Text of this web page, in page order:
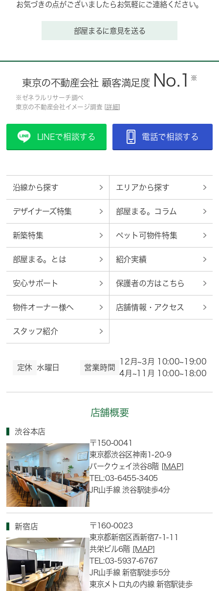
お気づきの点がございましたらお気軽にご連絡ください。
部屋まるに意見を送る
東京の不動産会社 顧客満足度 No.1 ※
※ゼネラルリサーチ調べ
東京の不動産会社イメージ調査 [詳細]
LINEで相談する 電話で相談する
沿線から探す エリアから探す
デザイナーズ特集 部屋まる。コラム
新築特集 ペット可物件特集
部屋まる。とは 紹介実績
安心サポート 保護者の方はこちら
物件オーナー様へ 店舗情報・アクセス
スタッフ紹介
定休 水曜日 営業時間
12月~3月 10:00~19:00
4月~11月 10:00~18:00
店舗概要
渋谷本店
〒150-0041
東京都渋谷区神南1-20-9
パークウェイ渋谷8階 [MAP]
TEL:03-6455-3405
JR山手線 渋谷駅徒歩4分
新宿店
〒160-0023
東京都新宿区西新宿7-1-11
共栄ビル6階 [MAP]
TEL:03-5937-6767
JR山手線 新宿駅徒歩5分
東京メトロ丸の内線 新宿駅徒歩